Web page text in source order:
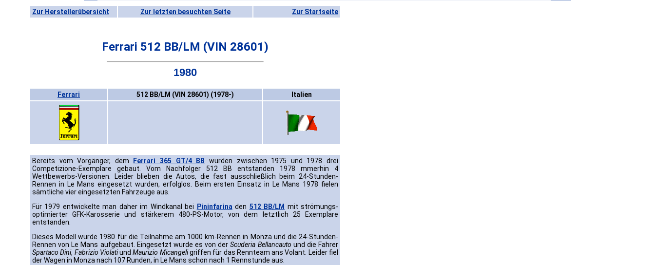
Zur Herstellerübersicht Zur letzten besuchten Seite Zur Startseite
Ferrari 512 BB/LM (VIN 28601)
1980
Ferrari 512 BB/LM (VIN 28601) (1978-) Italien
Bereits vom Vorgänger, dem Ferrari 365 GT/4 BB wurden zwischen 1975 und 1978 drei
Competizione-Exemplare gebaut. Vom Nachfolger 512 BB entstanden 1978 mmerhin 4
Wettbewerbs-Versionen. Leider blieben die Autos, die fast ausschließlich beim 24-Stunden-
Rennen in Le Mans eingesetzt wurden, erfolglos. Beim ersten Einsatz in Le Mans 1978 fielen
sämtliche vier eingesetzten Fahrzeuge aus.
Für 1979 entwickelte man daher im Windkanal bei
Pininfarina den 512 BB/LM mit strömungs-
optimierter GFK-Karosserie und stärkerem 480-PS-Motor, von dem letztlich 25 Exemplare
entstanden.
Dieses Modell wurde 1980 für die Teilnahme am 1000 km-Rennen in Monza und die 24-Stunden-
Rennen von Le Mans aufgebaut. Eingesetzt wurde es von derScuderia Bellancauto und die Fahrer
Spartaco Dini, Fabrizio ViolatiundMaurizio Micangeligriffen für das Rennteam ans Volant. Leider fiel
der Wagen in Monza nach 107 Runden, in Le Mans schon nach 1 Rennstunde aus.